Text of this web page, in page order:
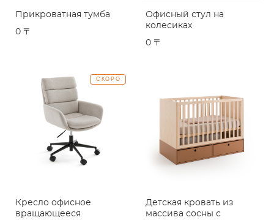
Прикроватная тумба
0 〒
Офисный стул на
колесиках
0 〒
СКОРО
Кресло офисное
вращающееся
Детская кровать из
массива сосны с